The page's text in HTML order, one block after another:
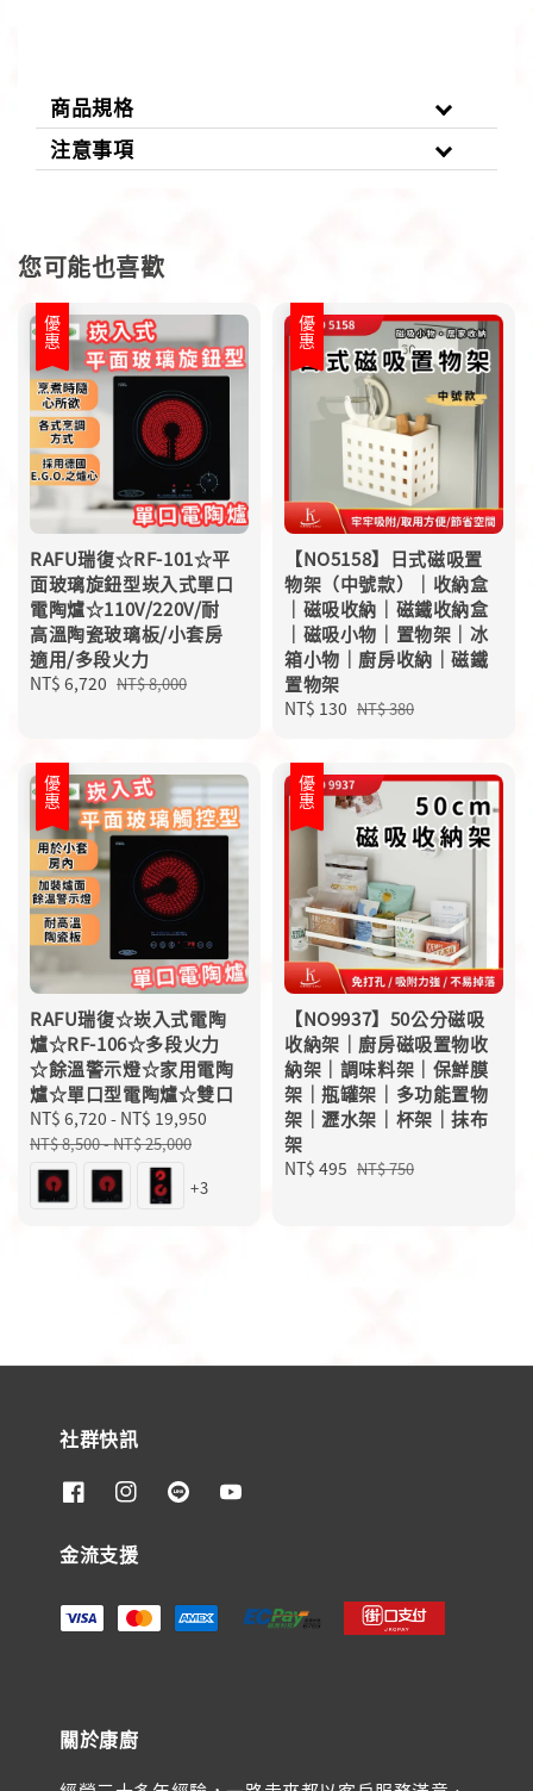
商品規格
注意事項
您可能也喜歡
優惠
RAFU瑞復☆RF-101☆平
面玻璃旋鈕型崁入式單口
電陶爐☆110V/220V/耐
高溫陶瓷玻璃板/小套房
適用/多段火力
Sale
NT$ 6,720 Regular
NT$ 8,000
優惠
【NO5158】日式磁吸置
物架（中號款）｜收納盒
｜磁吸收納｜磁鐵收納盒
｜磁吸小物｜置物架｜冰
箱小物｜廚房收納｜磁鐵
置物架
Sale
NT$ 130 Regular
NT$ 380
優惠
RAFU瑞復☆崁入式電陶
爐☆RF-106☆多段火力
☆餘溫警示燈☆家用電陶
爐☆單口型電陶爐☆雙口
Sale
price
NT$ 6,720 - NT$ 19,950
NT$ 8,500-NT$ 25,000
+3
優惠
【NO9937】50公分磁吸
收納架｜廚房磁吸置物收
納架｜調味料架｜保鮮膜
架｜瓶罐架｜多功能置物
架｜瀝水架｜杯架｜抹布
架
Sale
NT$ 495 Regular
NT$ 750
社群快訊
金流支援
關於康廚